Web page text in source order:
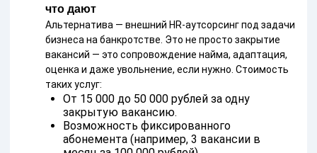
что дают
Альтернатива — внешний HR-аутсорсинг под задачи
бизнеса на банкротстве. Это не просто закрытие
вакансий — это сопровождение найма, адаптация,
оценка и даже увольнение, если нужно. Стоимость
таких услуг:
От 15 000 до 50 000 рублей за одну
закрытую вакансию.
Возможность фиксированного
абонемента (например, 3 вакансии в